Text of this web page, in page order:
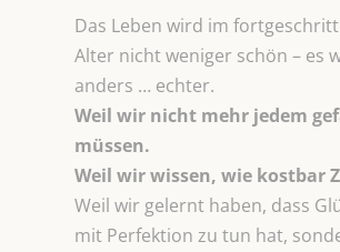
Das Leben wird im
Alter nicht weniger schön – es
anders … echter.
Weil wir nicht mehr jedem
müssen.
Weil wir wissen, wie kostbar
Weil wir gelernt haben, dass
mit Perfektion zu tun hat,